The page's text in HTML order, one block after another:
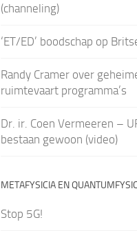
(channeling)
‘ET/ED’ boodschap op
Randy Cramer over
ruimtevaart programma’s
Dr. ir. Coen Vermeeren –
bestaan gewoon (video)
METAFYSICIA EN
Stop 5G!